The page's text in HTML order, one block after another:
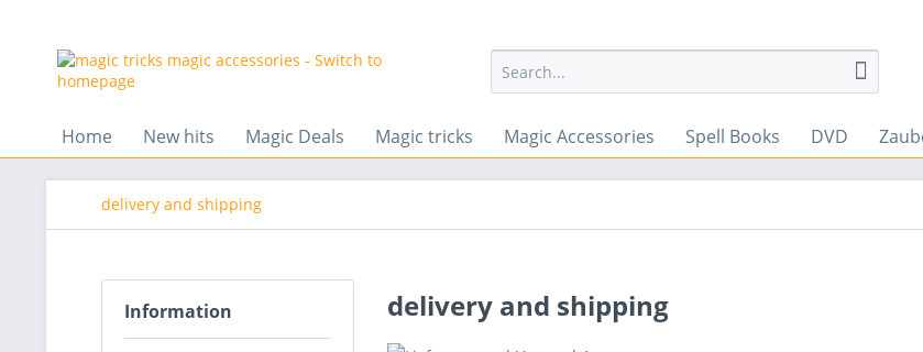
Home New hits Magic Deals Magic tricks Magic Accessories Spell Books DVD
delivery and shipping
Information delivery and shipping